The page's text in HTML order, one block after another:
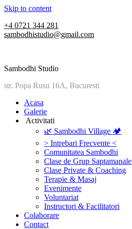
Skip to content
+4 0721 344 281
sambodhistudio@gmail.com
Sambodhi Studio
str. Popa Rusu 16A, Bucuresti
‎Acasa
Galerie
‎ ‎Activitati‎
🌿 Sambodhi Village 🏕️
> Intrebari Frecvente <
Comunitatea Sambodhi
Clase de Grup Saptamanale
Clase Private & Coaching
Terapie & Masaj
‎Evenimente
Voluntariat
‏‏‎Instructori & Facilitatori
Colaborare
Contact